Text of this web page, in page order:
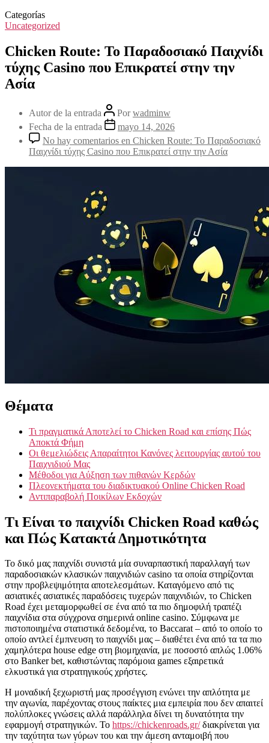
Categorías
Uncategorized
Chicken Route: Το Παραδοσιακό Παιχνίδι
τύχης Casino που Επικρατεί στην την
Ασία
Autor de la entrada Porwadminw
Fecha de la entrada
mayo 14, 2026
No hay comentarios en Chicken Route: Το Παραδοσιακό
Παιχνίδι τύχης Casino που Επικρατεί στην την Ασία
Θέματα
Τι πραγματικά Αποτελεί το Chicken Road και επίσης Πώς
Αποκτά Φήμη
Οι θεμελιώδεις Απαραίτητοι Κανόνες λειτουργίας αυτού του
Παιχνιδιού Μας
Μέθοδοι για Αύξηση των πιθανών Κερδών
Πλεονεκτήματα του διαδικτυακού Online Chicken Road
Αντιπαραβολή Ποικίλων Εκδοχών
Τι Είναι το παιχνίδι Chicken Road καθώς
και Πώς Κατακτά Δημοτικότητα
Το δικό μας παιχνίδι συνιστά μία συναρπαστική παραλλαγή των
παραδοσιακών κλασικών παιχνιδιών casino τα οποία στηρίζονται
στην προβλεψιμότητα αποτελεσμάτων. Καταγόμενο από τις
ασιατικές ασιατικές παραδόσεις τυχερών παιχνιδιών, το Chicken
Road έχει μεταμορφωθεί σε ένα από τα πιο δημοφιλή τραπέζι
παιχνίδια στα σύγχρονα σημερινά online casino. Σύμφωνα με
πιστοποιημένα στατιστικά δεδομένα, το Baccarat – από το οποίο το
οποίο αντλεί έμπνευση το παιχνίδι μας – διαθέτει ένα από τα τα πιο
χαμηλότερα house edge στη βιομηχανία, με ποσοστό απλώς 1.06%
στο Banker bet, καθιστώντας παρόμοια games εξαιρετικά
ελκυστικά για στρατηγικούς χρήστες.
Η μοναδική ξεχωριστή μας προσέγγιση ενώνει την απλότητα με
την αγωνία, παρέχοντας στους παίκτες μια εμπειρία που δεν απαιτεί
πολύπλοκες γνώσεις αλλά παράλληλα δίνει τη δυνατότητα την
εφαρμογή στρατηγικών. Το https://chickenroads.gr/διακρίνεται για
την ταχύτητα των γύρων του και την άμεση ανταμοιβή που